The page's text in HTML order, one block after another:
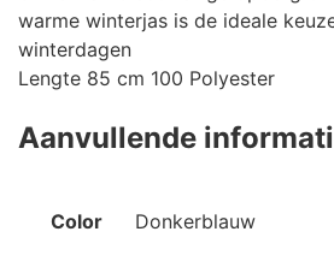
warme winterjas is de ideale
winterdagen
Lengte 85 cm 100 Polyester
Aanvullende
Color Donkerblauw